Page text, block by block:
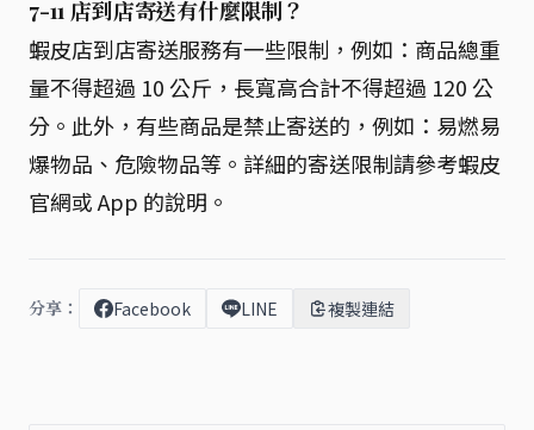
7-11 店到店寄送有什麼限制？
蝦皮店到店寄送服務有一些限制，例如：商品總重
量不得超過 10 公斤，長寬高合計不得超過 120 公
分。此外，有些商品是禁止寄送的，例如：易燃易
爆物品、危險物品等。詳細的寄送限制請參考蝦皮
官網或 App 的說明。
分享： Facebook LINE 複製連結